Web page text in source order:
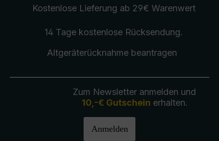
Kostenlose Lieferung ab 29€ Warenwert
14 Tage kostenlose Rücksendung.
Altgeräterücknahmebeantragen
Zum Newsletter anmelden und
10,-€ Gutschein erhalten.
Anmelden